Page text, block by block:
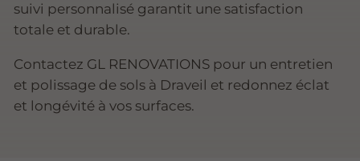
suivi personnalisé garantit une satisfaction
totale et durable.
Contactez GL RENOVATIONS pour un entretien
et polissage de sols à Draveil et redonnez éclat
et longévité à vos surfaces.